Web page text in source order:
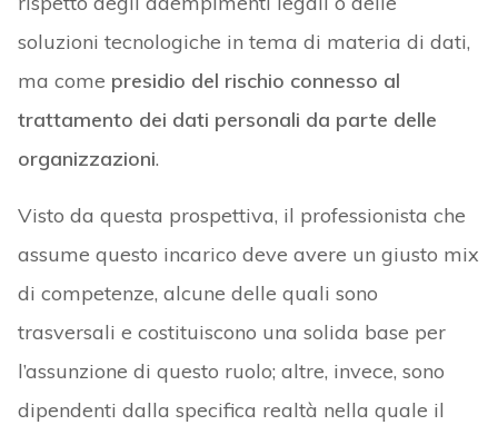
soluzioni tecnologiche in tema di materia di dati,
ma come presidio del rischio connesso al
trattamento dei dati personali da parte delle
organizzazioni.
Visto da questa prospettiva, il professionista che
assume questo incarico deve avere un giusto mix
di competenze, alcune delle quali sono
trasversali e costituiscono una solida base per
l’assunzione di questo ruolo; altre, invece, sono
dipendenti dalla specifica realtà nella quale il